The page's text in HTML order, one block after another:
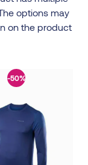
options may
on the product
-50%